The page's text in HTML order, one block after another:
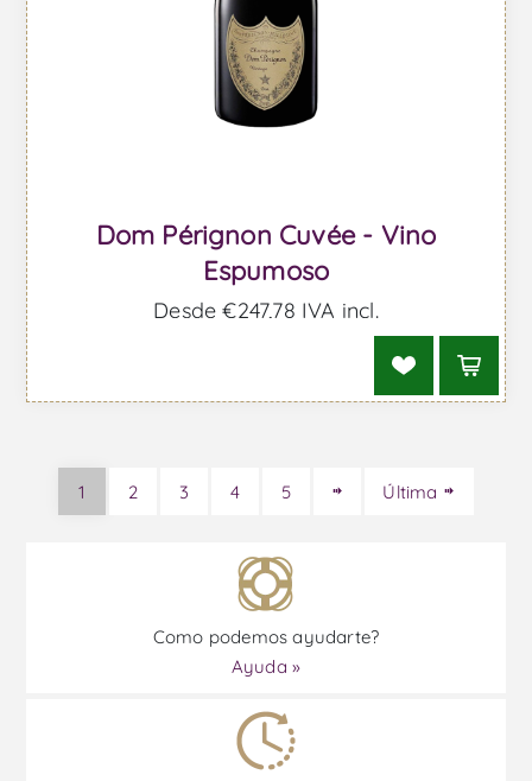
Dom Pérignon Cuvée - Vino
Espumoso
Desde €247,78 IVA incl.
1 2 3 4 5 Última
Como podemos ayudarte?
Ayuda »